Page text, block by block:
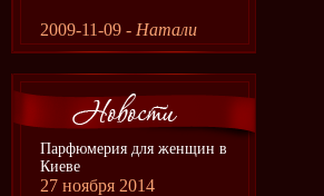
2009-11-09 - Натали
Парфюмерия для женщин в
Киеве
27 ноября 2014